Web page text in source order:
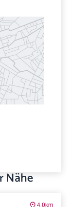
Nähe
4.0km